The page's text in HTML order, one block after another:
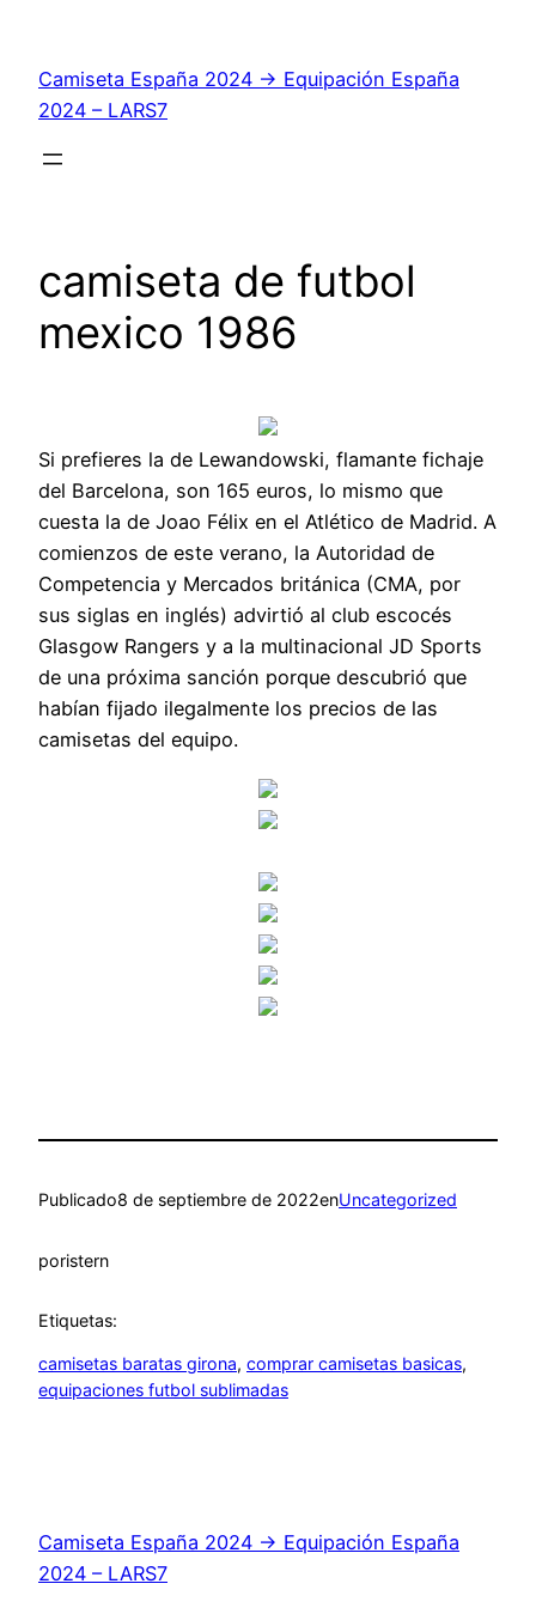
contenido
Camiseta España 2024 → Equipación España
2024 – LARS7
camiseta de futbol
mexico 1986
Si prefieres la de Lewandowski, flamante fichaje
del Barcelona, son 165 euros, lo mismo que
cuesta la de Joao Félix en el Atlético de Madrid. A
comienzos de este verano, la Autoridad de
Competencia y Mercados británica (CMA, por
sus siglas en inglés) advirtió al club escocés
Glasgow Rangers y a la multinacional JD Sports
de una próxima sanción porque descubrió que
habían fijado ilegalmente los precios de las
camisetas del equipo.
Publicado8 de septiembre de 2022enUncategorized
poristern
Etiquetas:
camisetas baratas girona, comprar camisetas basicas
equipaciones futbol sublimadas
Camiseta España 2024 → Equipación España
2024 – LARS7